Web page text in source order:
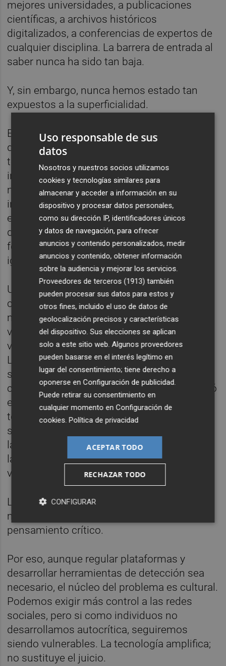
mejores universidades, a publicaciones
científicas, a archivos históricos
digitalizados, a conferencias de expertos de
cualquier disciplina. La barrera de entrada al
saber nunca ha sido tan baja.
Y, sin embargo, nunca hemos estado tan
expuestos a la superficialidad.
El problema no es solo que exista
desinformación. El problema es que,
teniendo la posibilidad de contrastar,
investigar y profundizar, preferimos a
menudo consumir entretenimiento
inmediato. No hay nada malo en distraerse
en una vida acelerada. Pero cuando la
distracción sustituye sistemáticamente a la
formación, el resultado no es descanso: es
ignorancia.
Una persona que acepta como cierto
cualquier contenido bien producido —por
más convincente que parezca— no es
víctima únicamente de la tecnología; es
víctima de su propia falta de espíritu crítico.
La historia está llena de ejemplos. Durante
siglos se dió por evidente que la Tierra era el
centro del universo. Cuando Galileo defendió
el heliocentrismo, no solo cuestionaba una
teoría científica: cuestionaba una verdad
socialmente incuestionable. Y mucho antes,
la idea de una Tierra plana era simplemente
la explicación más intuitiva a lo que los ojos
veían.
La verdad rara vez es la más cómoda o la
más inmediata. Exige contraste, duda,
pensamiento crítico.
Por eso, aunque regular plataformas y
desarrollar herramientas de detección sea
necesario, el núcleo del problema es cultural.
Podemos exigir más control a las redes
sociales, pero si como individuos no
desarrollamos autocrítica, seguiremos
siendo vulnerables. La tecnología amplifica;
no sustituye el juicio.
Uso responsable de sus
datos
Nosotros y nuestros socios utilizamos
cookies y tecnologías similares para
almacenar y acceder a información en su
dispositivo y procesar datos personales,
como su dirección IP, identificadores únicos
y datos de navegación, para ofrecer
anuncios y contenido personalizados, medir
anuncios y contenido, obtener información
sobre la audiencia y mejorar los servicios.
Proveedores de terceros (1913) también
pueden procesar sus datos para estos y
otros fines, incluido el uso de datos de
geolocalización precisos y características
del dispositivo. Sus elecciones se aplican
solo a este sitio web. Algunos proveedores
pueden basarse en el interés legítimo en
lugar del consentimiento; tiene derecho a
oponerse enConfiguración de publicidad
Puede retirar su consentimiento en
cualquier momento enConfiguración de
cookies .Política de privacidad
ACEPTAR TODO
RECHAZAR TODO
CONFIGURAR